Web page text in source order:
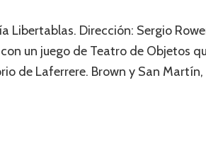
Libertablas. Dirección: Sergio
un juego de Teatro de Objetos
de Laferrere. Brown y San